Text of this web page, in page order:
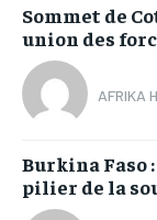
Sommet de
union des
AFRIKA
Burkina Faso
pilier de la